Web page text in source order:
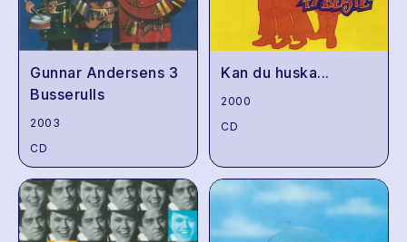
Gunnar Andersens 3
Busserulls
2003
CD
Kan du huska...
2000
CD